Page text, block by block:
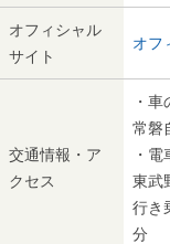
オフィシャル
サイト
オフ
交通情報・ア
クセス
・
常磐
・
東武
行き
分